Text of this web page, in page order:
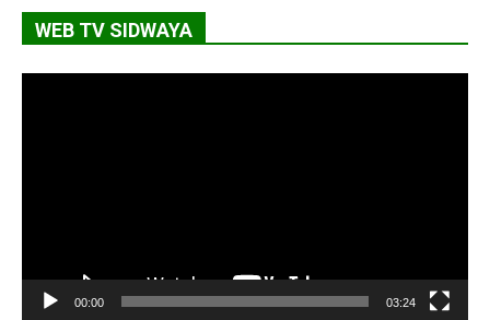
WEB TV SIDWAYA
00:00 03:24